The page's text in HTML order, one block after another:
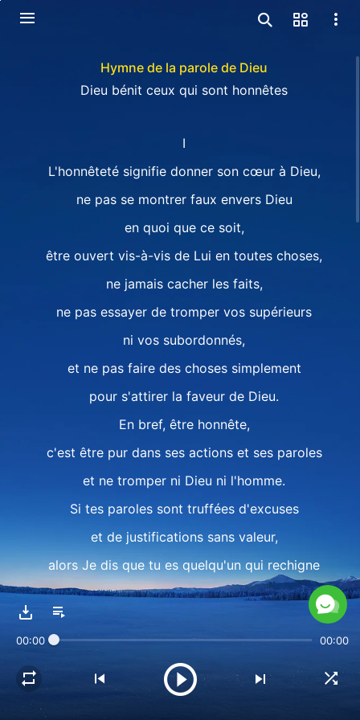
Hymne de la parole de Dieu
Dieu bénit ceux qui sont honnêtes
I
L'honnêteté signifie donner son cœur à Dieu,
ne pas se montrer faux envers Dieu
en quoi que ce soit,
être ouvert vis-à-vis de Lui en toutes choses,
ne jamais cacher les faits,
ne pas essayer de tromper vos supérieurs
ni vos subordonnés,
et ne pas faire des choses simplement
pour s'attirer la faveur de Dieu.
En bref, être honnête,
c'est être pur dans ses actions et ses paroles
et ne tromper ni Dieu ni l'homme.
Si tes paroles sont truffées d'excuses
et de justifications sans valeur,
alors Je dis que tu es quelqu'un qui rechigne
à mettre la vérité en pratique.
dont il t'est difficile de parler,
que tu es très peu enclin à dévoiler tes secrets —
00:00 00:00